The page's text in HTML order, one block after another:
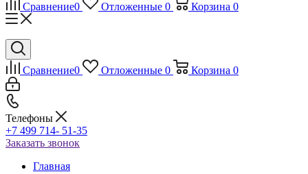
Сравнение0 Отложенные 0 Корзина 0
Сравнение0 Отложенные 0 Корзина 0
Телефоны
+7 499 714- 51-35
Заказать звонок
Главная